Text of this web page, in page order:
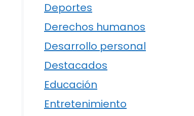
Deportes
Derechos humanos
Desarrollo personal
Destacados
Educación
Entretenimiento